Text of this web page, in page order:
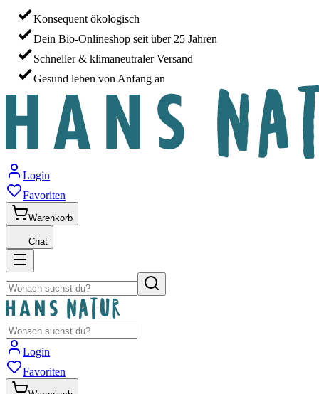
Konsequent ökologisch
Dein Bio-Onlineshop seit über 25 Jahren
Schneller & klimaneutraler Versand
Gesund leben von Anfang an
Login
Favoriten
Warenkorb
Chat
Login
Favoriten